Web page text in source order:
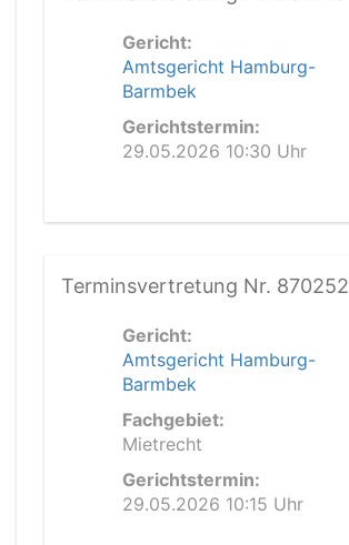
Gericht:
Amtsgericht Hamburg-
Barmbek
Gerichtstermin:
29.05.2026 10:30 Uhr
Terminsvertretung Nr. 870252
Gericht:
Amtsgericht Hamburg-
Barmbek
Fachgebiet:
Mietrecht
Gerichtstermin:
29.05.2026 10:15 Uhr